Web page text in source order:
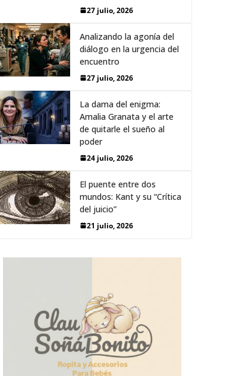
27 julio, 2026
Analizando la agonía del
diálogo en la urgencia del
encuentro
27 julio, 2026
La dama del enigma:
Amalia Granata y el arte
de quitarle el sueño al
poder
24 julio, 2026
El puente entre dos
mundos: Kant y su “Crítica
del juicio”
21 julio, 2026